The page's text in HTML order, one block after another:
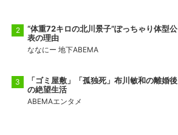
“体重72キロの北川景子”ぽっちゃり体型公
表の理由
ななにー 地下ABEMA
「ゴミ屋敷」「孤独死」布川敏和の離婚後
の絶望生活
ABEMAエンタメ